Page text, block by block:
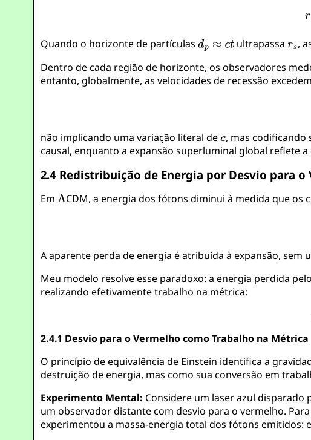
Quando o horizonte de partículas ultrapassa
,
Dentro de cada região de horizonte, os observadores
entanto, globalmente, as velocidades de recessão
não implicando uma variação literal de , mas codificando
causal, enquanto a expansão superluminal global reflete
2.4 Redistribuição de Energia por Desvio para o
Em CDM, a energia dos fótons diminui à medida que os
A aparente perda de energia é atribuída à expansão, sem
Meu modelo resolve esse paradoxo: a energia perdida
realizando efetivamente trabalho na métrica:
2.4.1 Desvio para o Vermelho como Trabalho na Métrica
O princípio de equivalência de Einstein identifica a
destruição de energia, mas como sua conversão em
Experimento Mental: Considere um laser azul
um observador distante com desvio para o vermelho.
experimentou a massa-energia total dos fótons emitidos: